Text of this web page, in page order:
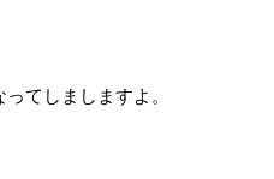
てしましますよ。